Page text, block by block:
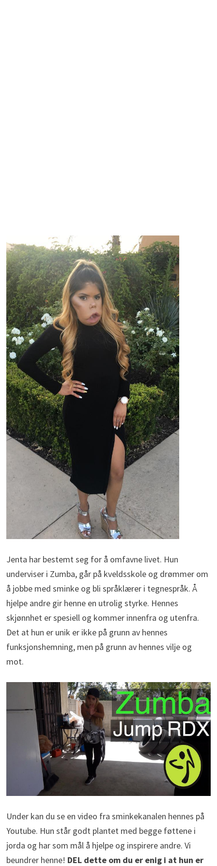
Jenta har bestemt seg for å omfavne livet. Hun
underviser i Zumba, går på kveldsskole og drømmer om
å jobbe med sminke og bli språklærer i tegnespråk. Å
hjelpe andre gir henne en utrolig styrke. Hennes
skjønnhet er spesiell og kommer innenfra og utenfra.
Det at hun er unik er ikke på grunn av hennes
funksjonshemning, men på grunn av hennes vilje og
mot.
Under kan du se en video fra sminkekanalen hennes på
Youtube. Hun står godt plantet med begge føttene i
jorda og har som mål å hjelpe og inspirere andre. Vi
beundrer henne! DEL dette om du er enig i at hun er